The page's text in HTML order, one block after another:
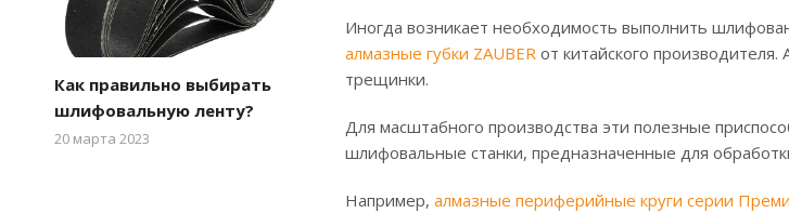
Иногда возникает необходимость выполнить
алмазные губки ZAUBER от китайского
трещинки.
Для масштабного производства эти полезные
шлифовальные станки, предназначенные для
Например, алмазные периферийные круги серии
Как правильно выбирать
шлифовальную ленту?
20 марта 2023